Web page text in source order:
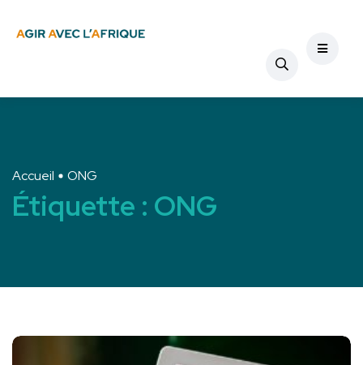
Accueil ONG
Étiquette : ONG